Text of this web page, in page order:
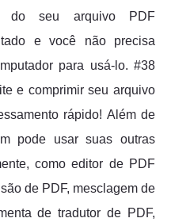
do seu arquivo PDF
e você não precisa
para usá-lo. #38
e comprimir seu arquivo
rápido! Além de
pode usar suas outras
como editor de PDF
de PDF, mesclagem de
de tradutor de PDF,